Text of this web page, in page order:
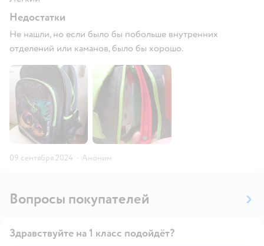
Недостатки
Не нашли, но если было бы побольше внутренних
отделений или каманов, было бы хорошо.
09 сентября 2024 · Аноним
Вопросы покупателей
Здравствуйте на 1 класс подойдёт?